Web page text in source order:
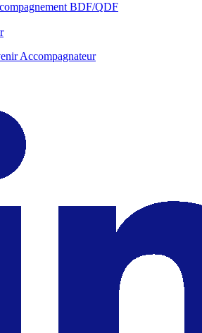
BDF/QDF
Accompagnateur